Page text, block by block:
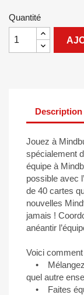
Quantité
Description
Jouez à
spécialement
équipe à
possible avec
de 40 cartes
nouvelles
jamais !
anéantir
Voici
• Mélangez
quel autre
• Faites